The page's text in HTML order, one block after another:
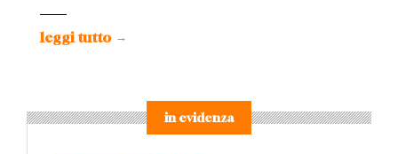
leggi tutto →
in evidenza